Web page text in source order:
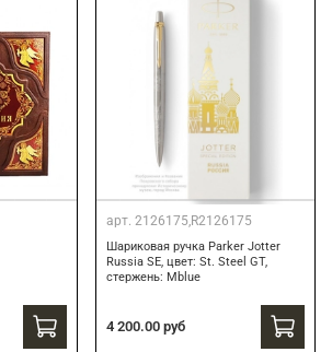
арт. 2126175,R2126175
Шариковая ручка Parker Jotter
Russia SE, цвет: St. Steel GT,
стержень: Mblue
4 200.00 руб